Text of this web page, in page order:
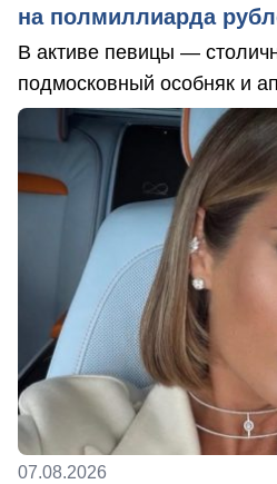
на полмиллиарда
В активе певицы —
подмосковный особняк и
07.08.2026